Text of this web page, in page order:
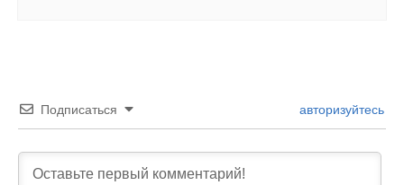
Подписаться авторизуйтесь